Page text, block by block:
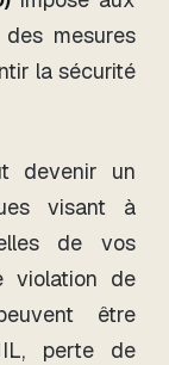
mesures
la sécurité
devenir un
visant à
de vos
violation de
être
perte de